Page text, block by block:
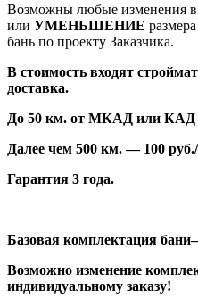
Возможны любые изменения в
или УМЕНЬШЕНИЕ
бань по проекту Заказчика.
В стоимость входят
доставка.
До 50 км. от МКАД или КАД
Далее чем 500 км. — 100
Гарантия 3 года.
Базовая комплектация
Возможно изменение
индивидуальному заказу!